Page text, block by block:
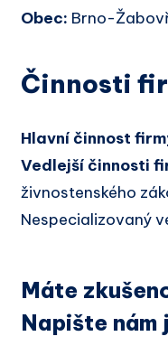
Obec: Brno-
Činnosti
Hlavní činnost
Vedlejší činnosti
živnostenského
Nespecializovaný
Máte
Napište nám